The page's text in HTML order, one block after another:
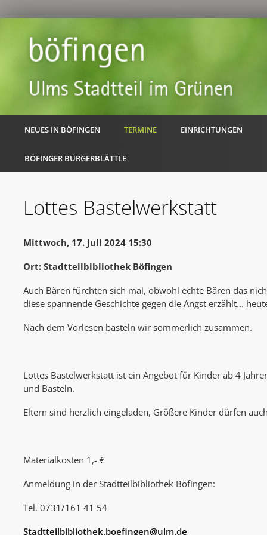
NEUES IN BÖFINGEN TERMINE EINRICHTUNGEN
BÖFINGER BÜRGERBLÄTTLE
Lottes Bastelwerkstatt
Mittwoch, 17. Juli 2024 15:30
Ort: Stadtteilbibliothek Böfingen
Auch Bären fürchten sich mal, obwohl echte Bären das
diese spannende Geschichte gegen die Angst erzählt...
Nach dem Vorlesen basteln wir sommerlich zusammen.
Lottes Bastelwerkstatt ist ein Angebot für Kinder ab 4
und Basteln.
Eltern sind herzlich eingeladen, Größere Kinder dürfen
Materialkosten 1,- €
Anmeldung in der Stadtteilbibliothek Böfingen:
Tel. 0731/161 41 54
Stadtteilbibliothek.boefingen@ulm.de